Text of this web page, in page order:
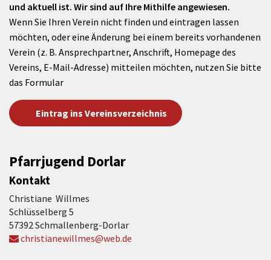
und aktuell ist. Wir sind auf Ihre Mithilfe angewiesen.
Wenn Sie Ihren Verein nicht finden und eintragen lassen
möchten, oder eine Änderung bei einem bereits vorhandenen
Verein (z. B. Ansprechpartner, Anschrift, Homepage des
Vereins, E-Mail-Adresse) mitteilen möchten, nutzen Sie bitte
das Formular
Eintrag ins Vereinsverzeichnis
Pfarrjugend Dorlar
Kontakt
Christiane Willmes
Schlüsselberg 5
57392 Schmallenberg-Dorlar
christianewillmes@web.de